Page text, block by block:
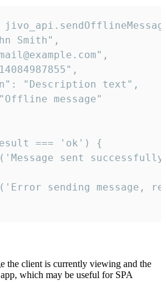
Smith",
"Description text",
message"
=== 'ok') {
sent
sending message,
the client is currently viewing and the
which may be useful for SPA